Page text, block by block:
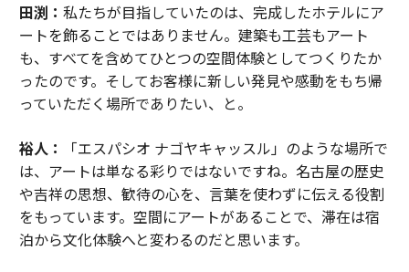
田渕： 私たちが目指していたのは、完成したホテルにア
ートを飾ることではありません。建築も工芸もアート
も、すべてを含めてひとつの空間体験としてつくりたか
ったのです。そしてお客様に新しい発見や感動をもち帰
っていただく場所でありたい、と。
裕人：
「エスパシオ ナゴヤキャッスル」のような場所で
は、アートは単なる彩りではないですね。名古屋の歴史
や吉祥の思想、歓待の心を、言葉を使わずに伝える役割
をもっています。空間にアートがあることで、滞在は宿
泊から文化体験へと変わるのだと思います。